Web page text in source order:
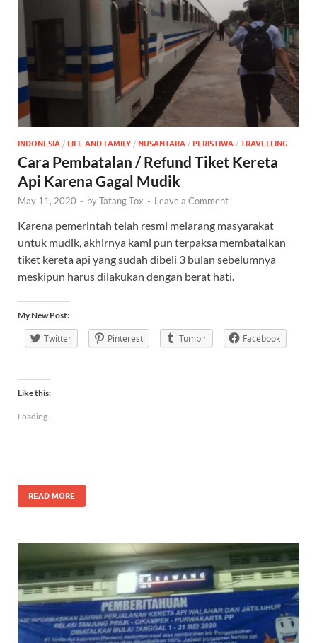
INDONESIA / LIFE AND FAMILY / NUSANTARA / PERISTIWA / TRAVELLING
Cara Pembatalan / Refund Tiket Kereta
Api Karena Gagal Mudik
May 11, 2020 - byTatang Tox - Leave a Comment
Karena pemerintah telah resmi melarang masyarakat
untuk mudik, akhirnya kami pun terpaksa membatalkan
tiket kereta api yang sudah dibeli 3 bulan sebelumnya
meskipun harus dilakukan dengan berat hati.
My New Post:
Twitter Pinterest Tumblr Facebook
Like this:
Loading...
READ MORE